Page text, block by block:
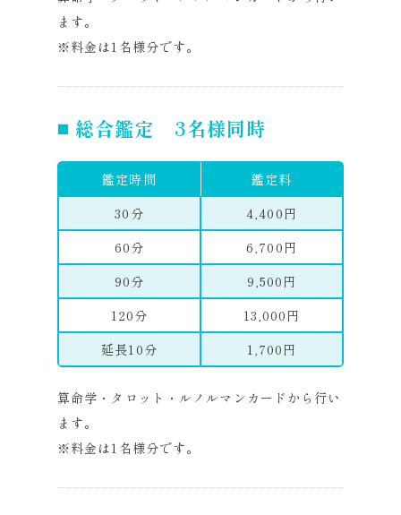
ます。
※料金は1名様分です。
総合鑑定 3名様同時
鑑定時間
鑑定料
30分
4,400円
60分
6,700円
90分
9,500円
120分
13,000円
延長10分
1,700円
算命学・タロット・ルノルマンカードから行い
ます。
※料金は1名様分です。